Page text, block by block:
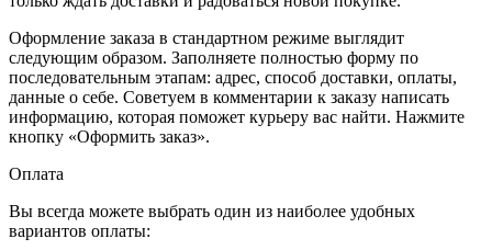
Оформление заказа в стандартном режиме выглядит
следующим образом. Заполняете полностью форму по
последовательным этапам: адрес, способ доставки, оплаты,
данные о себе. Советуем в комментарии к заказу написать
информацию, которая поможет курьеру вас найти. Нажмите
кнопку «Оформить заказ».
Оплата
Вы всегда можете выбрать один из наиболее удобных
вариантов оплаты: